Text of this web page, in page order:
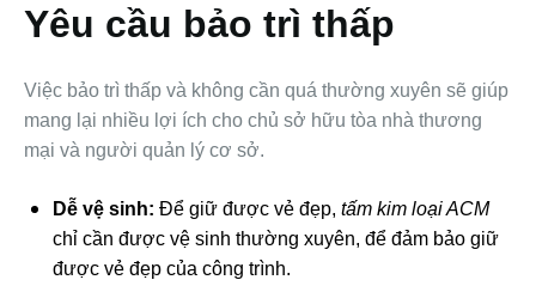
Yêu cầu bảo trì thấp
Việc bảo trì thấp và không cần quá thường xuyên sẽ giúp
mang lại nhiều lợi ích cho chủ sở hữu tòa nhà thương
mại và người quản lý cơ sở.
Dễ vệ sinh: Để giữ được vẻ đẹp, tấm kim loại ACM
chỉ cần được vệ sinh thường xuyên, để đảm bảo giữ
được vẻ đẹp của công trình.